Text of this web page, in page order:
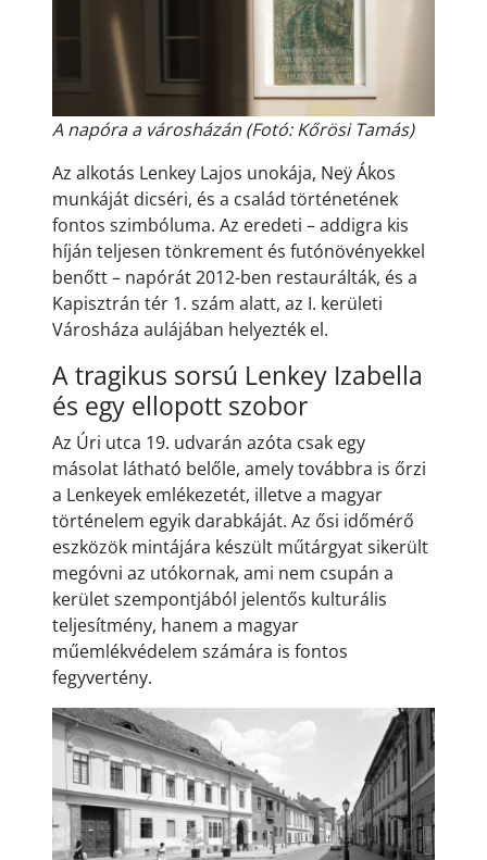
A napóra a városházán (Fotó: Kőrösi Tamás)
Az alkotás Lenkey Lajos unokája, Neÿ Ákos
munkáját dicséri, és a család történetének
fontos szimbóluma. Az eredeti – addigra kis
híján teljesen tönkrement és futónövényekkel
benőtt – napórát 2012-ben restaurálták, és a
Kapisztrán tér 1. szám alatt, az I. kerületi
Városháza aulájában helyezték el.
A tragikus sorsú Lenkey Izabella
és egy ellopott szobor
Az Úri utca 19. udvarán azóta csak egy
másolat látható belőle, amely továbbra is őrzi
a Lenkeyek emlékezetét, illetve a magyar
történelem egyik darabkáját. Az ősi időmérő
eszközök mintájára készült műtárgyat sikerült
megóvni az utókornak, ami nem csupán a
kerület szempontjából jelentős kulturális
teljesítmény, hanem a magyar
műemlékvédelem számára is fontos
fegyvertény.